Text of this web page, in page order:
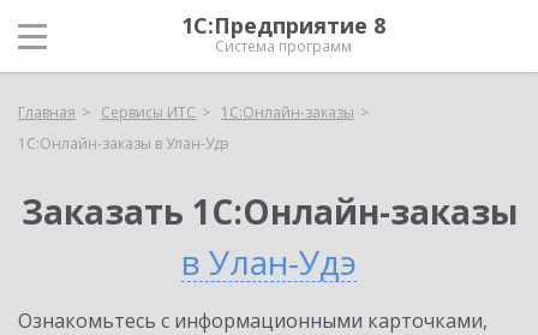
1С:Предприятие 8
Система программ
Главная Сервисы ИТС
1С:Онлайн-заказы
1С:Онлайн-заказы в Улан-Удэ
Заказать 1С:Онлайн-заказы
в Улан-Удэ
Ознакомьтесь с информационными карточками,